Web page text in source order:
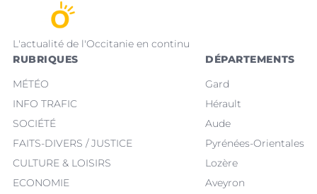
L'actualité de l'Occitanie en continu
RUBRIQUES
MÉTÉO
INFO TRAFIC
SOCIÉTÉ
FAITS-DIVERS / JUSTICE
CULTURE & LOISIRS
ECONOMIE
DÉPARTEMENTS
Gard
Hérault
Aude
Pyrénées-Orientales
Lozère
Aveyron